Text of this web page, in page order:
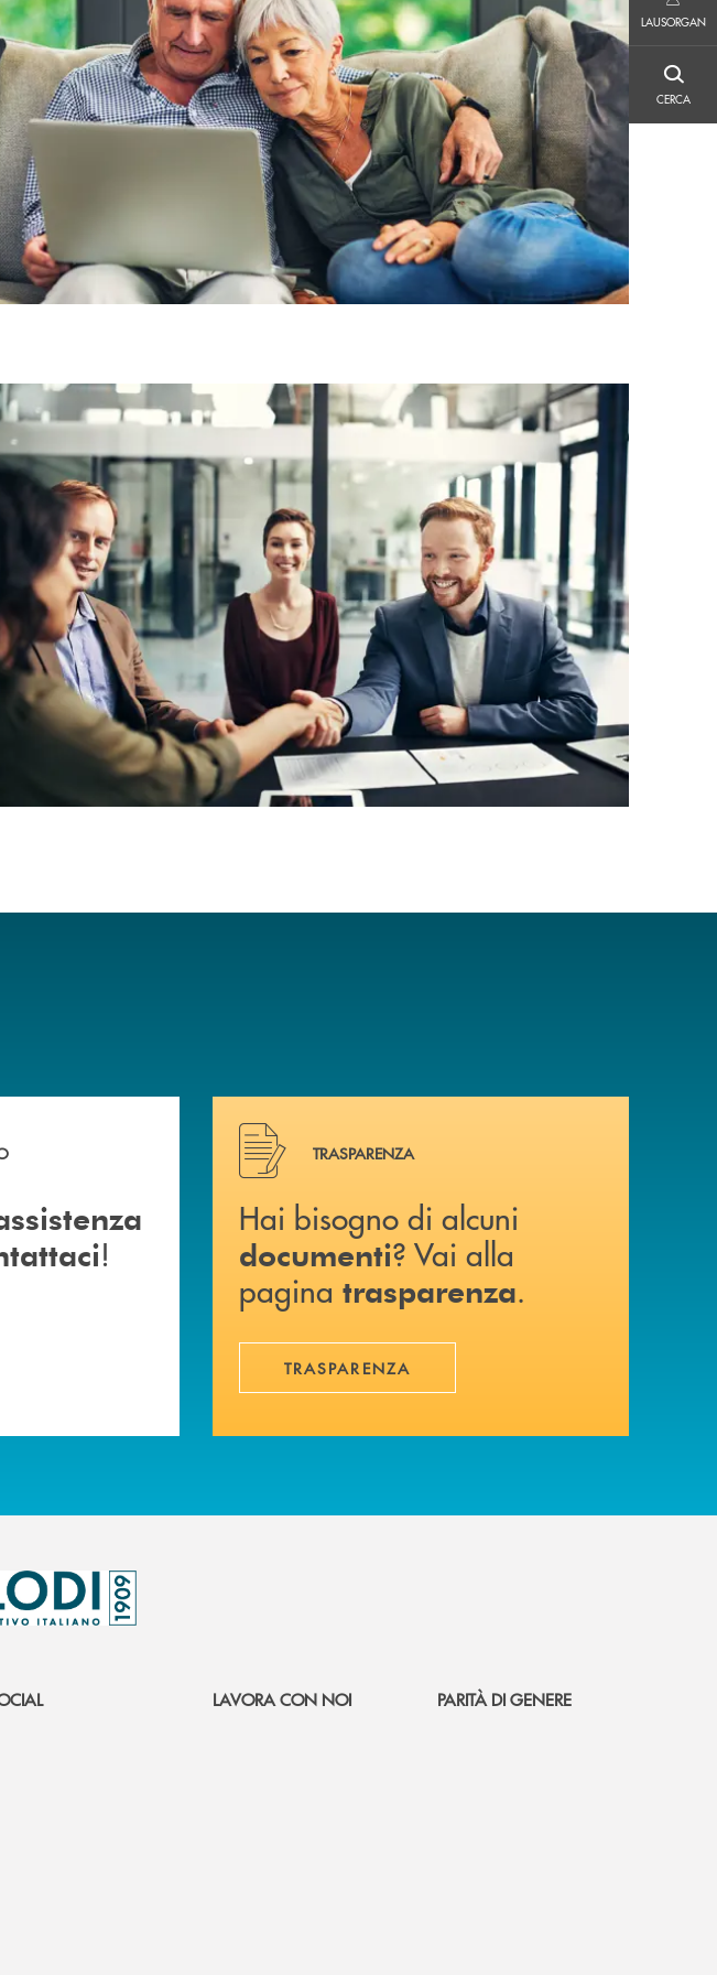
LAUSORGAN
LAUSORGAN
CERCA
CERCA
Contattaci !
!
Hai bisogno di alcuni documenti ? Vai alla pagina
TRASPARENZA
Hai bisogno di alcuni
documenti? Vai alla
pagina trasparenza.
TRASPARENZA
LAVORA CON NOI PARITÀ DI GENERE